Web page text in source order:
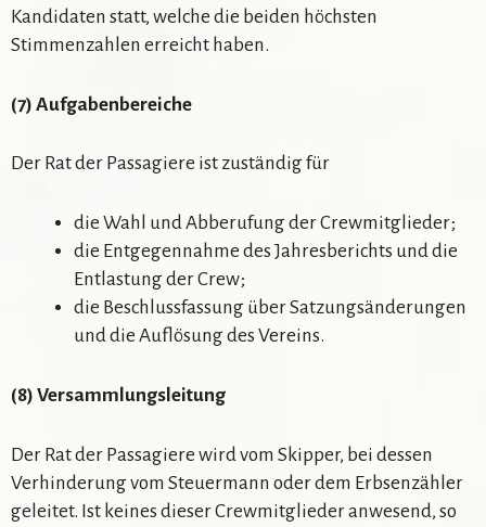
Kandidaten statt, welche die beiden höchsten
Stimmenzahlen erreicht haben.
(7) Aufgabenbereiche
Der Rat der Passagiere ist zuständig für
die Wahl und Abberufung der Crewmitglieder;
die Entgegennahme des Jahresberichts und die
Entlastung der Crew;
die Beschlussfassung über Satzungsänderungen
und die Auflösung des Vereins.
(8) Versammlungsleitung
Der Rat der Passagiere wird vom Skipper, bei dessen
Verhinderung vom Steuermann oder dem Erbsenzähler
geleitet. Ist keines dieser Crewmitglieder anwesend, so